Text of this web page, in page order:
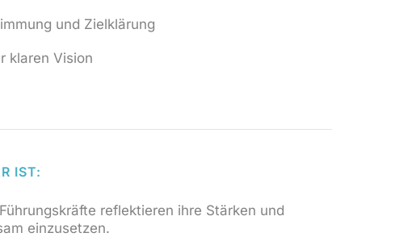
und Zielklärung
klaren Vision
IST:
reflektieren ihre Stärken und
einzusetzen.